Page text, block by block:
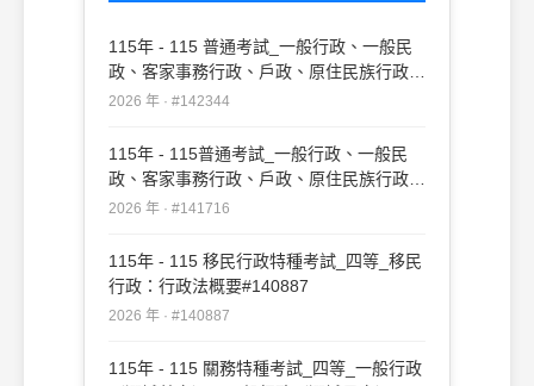
115年 - 115 普通考試_一般行政、一般民
政、客家事務行政、戶政、原住民族行政、
社會行政、勞工行政、教育行政、人事行
複)#142344
2026 年 · #142344
115年 - 115普通考試_一般行政、一般民
政、客家事務行政、戶政、原住民族行政、
社會行政、勞工行政、教育行政、人事行
#141716
2026 年 · #141716
115年 - 115 移民行政特種考試_四等_移民
行政：行政法概要#140887
2026 年 · #140887
115年 - 115 關務特種考試_四等_一般行政